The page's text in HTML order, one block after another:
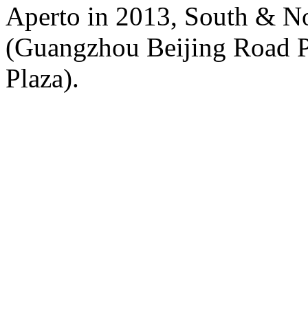
Aperto in 2013, South &
(Guangzhou Beijing Road
Plaza).